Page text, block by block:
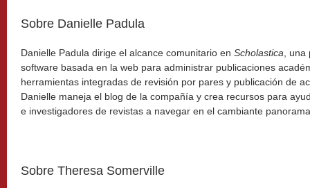
Sobre Danielle Padula
Danielle Padula dirige el alcance comunitario en Scholastica ,
software basada en la web para administrar publicaciones
herramientas integradas de revisión por pares y publicación de
Danielle maneja el blog de la compañía y crea recursos para
e investigadores de revistas a navegar en el cambiante
Sobre Theresa Somerville